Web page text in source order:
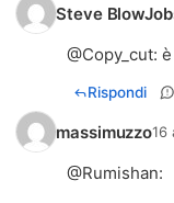
Steve
@Copy_cut:
Rispondi
massimuzzo16
@Rumishan: